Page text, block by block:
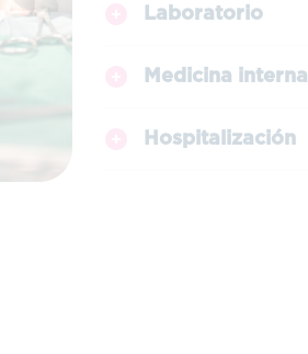
Laboratorio
Medicina interna
Hospitalización